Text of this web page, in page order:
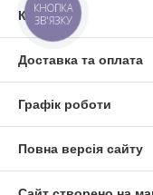
Контакти
Доставка та оплата
Графік роботи
Повна версія сайту
КНОПКА
ЗВ'ЯЗКУ